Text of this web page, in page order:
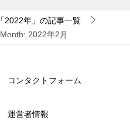
「2022年」の記事一覧
Month: 2022年2月
コンタクトフォーム
運営者情報